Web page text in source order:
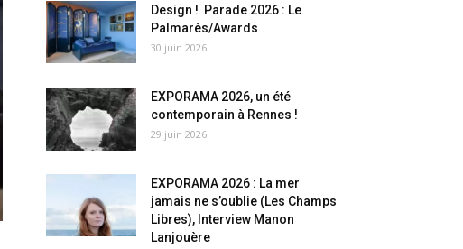
Design ! Parade 2026 : Le
Palmarès/Awards
30 juin 2026
EXPORAMA 2026, un été
contemporain à Rennes !
29 juin 2026
EXPORAMA 2026 : La mer
jamais ne s’oublie (Les Champs
Libres), Interview Manon
Lanjouère